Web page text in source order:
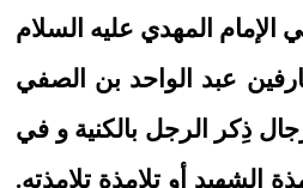
عبد الواحد بن الصفي
المطبوع ج٣/ ٢٧٩ إذ كثيراً ما يرد في كتاب الرجال ذِكر الرجل بالكنية و في
أو تلامذة تلامذته.